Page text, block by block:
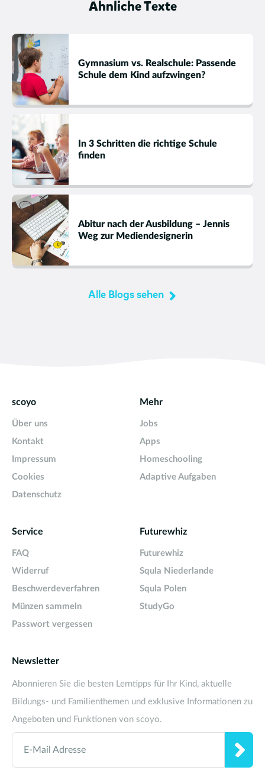
Ähnliche Texte
Gymnasium vs. Realschule: Passende
Schule dem Kind aufzwingen?
In 3 Schritten die richtige Schule
finden
Abitur nach der Ausbildung – Jennis
Weg zur Mediendesignerin
Alle Blogs sehen
scoyo
Über uns
Kontakt
Impressum
Cookies
Datenschutz
Mehr
Jobs
Apps
Homeschooling
Adaptive Aufgaben
Service
FAQ
Widerruf
Beschwerdeverfahren
Münzen sammeln
Passwort vergessen
Futurewhiz
Futurewhiz
Squla Niederlande
Squla Polen
StudyGo
Newsletter
Abonnieren Sie die besten Lerntipps für Ihr Kind, aktuelle
Bildungs- und Familienthemen und exklusive Informationen zu
Angeboten und Funktionen von scoyo.
E-Mail Adresse